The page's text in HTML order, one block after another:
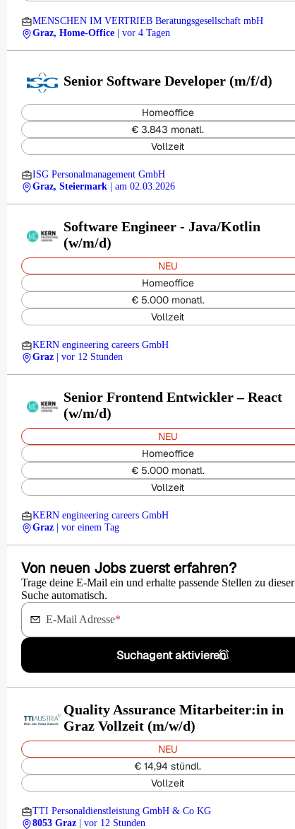
MENSCHEN IM VERTRIEB Beratungsgesellschaft mbH
Graz, Home-Office
| vor 4 Tagen
Senior Software Developer (m/f/d)
Homeoffice
€ 3.843 monatl.
Vollzeit
ISG Personalmanagement GmbH
Graz, Steiermark
| am 02.03.2026
Software Engineer - Java/Kotlin
(w/m/d)
NEU
Homeoffice
€ 5.000 monatl.
Vollzeit
KERN engineering careers GmbH
Graz
| vor 12 Stunden
Senior Frontend Entwickler – React
(w/m/d)
NEU
Homeoffice
€ 5.000 monatl.
Vollzeit
KERN engineering careers GmbH
Graz
| vor einem Tag
Von neuen Jobs zuerst erfahren?
Trage deine E-Mail ein und erhalte passende Stellen zu dieser
Suche automatisch.
E-Mail Adresse*
Suchagent aktivieren
Quality Assurance Mitarbeiter:in in
Graz Vollzeit (m/w/d)
NEU
€ 14,94 stündl.
Vollzeit
TTI Personaldienstleistung GmbH & Co KG
8053 Graz
| vor 12 Stunden